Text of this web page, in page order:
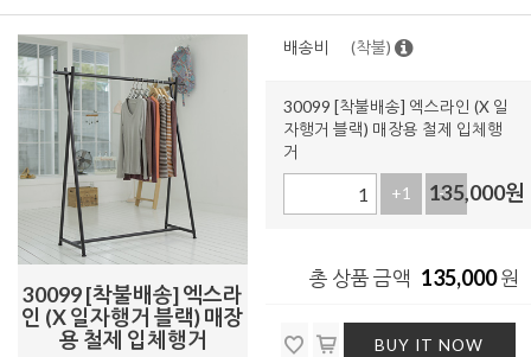
30099 [착불배송] 엑스라
인 (X 일자행거 블랙) 매장
용 철제 입체행거
배송비 (착불)
30099 [착불배송] 엑스라인 (X 일
자행거 블랙) 매장용 철제 입체행
거
+1 -1
135,000원
총 상품 금액 135,000원
BUY IT NOW